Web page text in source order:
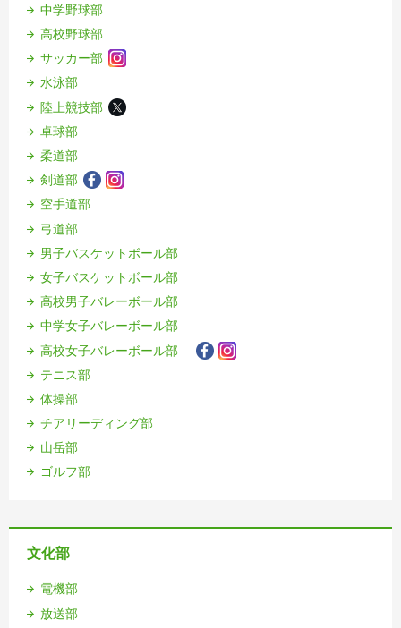
中学野球部
高校野球部
サッカー部
水泳部
陸上競技部
卓球部
柔道部
剣道部
空手道部
弓道部
男子バスケットボール部
女子バスケットボール部
高校男子バレーボール部
中学女子バレーボール部
高校女子バレーボール部
テニス部
体操部
チアリーディング部
山岳部
ゴルフ部
文化部
電機部
放送部